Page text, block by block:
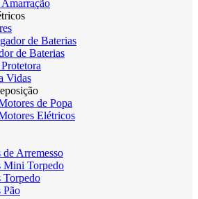
de Baterias
de Baterias
Vidas
de Popa
Elétricos
de Arremesso
Mini Torpedo
Torpedo
Pão